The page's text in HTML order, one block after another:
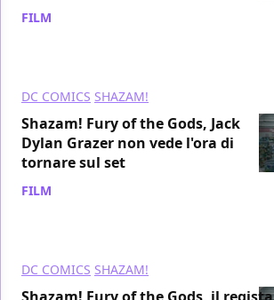
FILM
DC COMICS SHAZAM!
Shazam! Fury of the Gods, Jack
Dylan Grazer non vede l'ora di
tornare sul set
FILM
DC COMICS SHAZAM!